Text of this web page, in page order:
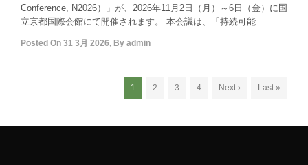
Conference, N2026）」が、2026年11月2日（月）～6日（金）に国
立京都国際会館にて開催されます。 本会議は、「持続可能
Posted On 31 3月 2026, By admin
1 2 3 4 Next › Last »